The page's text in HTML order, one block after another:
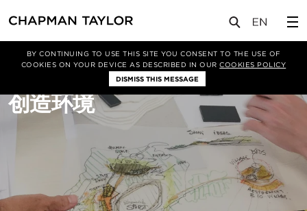
BY CONTINUING TO USE THIS SITE YOU CONSENT TO THE USE OF
COOKIES ON YOUR DEVICE AS DESCRIBED IN OURCOOKIES POLICY
DISMISS THIS MESSAGE
关于我们 项目类型 总体规划
创造环境